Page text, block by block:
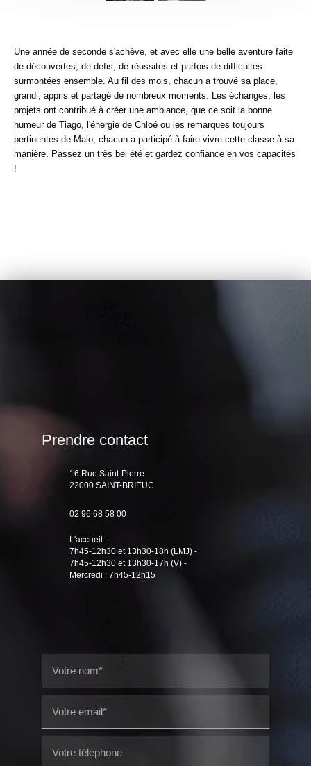
Une année de seconde s'achève, et avec elle une belle aventure faite
de découvertes, de défis, de réussites et parfois de difficultés
surmontées ensemble. Au fil des mois, chacun a trouvé sa place,
grandi, appris et partagé de nombreux moments. Les échanges, les
projets ont contribué à créer une ambiance, que ce soit la bonne
humeur de Tiago, l'énergie de Chloé ou les remarques toujours
pertinentes de Malo, chacun a participé à faire vivre cette classe à sa
manière. Passez un très bel été et gardez confiance en vos capacités
!
Prendre contact
16 Rue Saint-Pierre
22000 SAINT-BRIEUC
02 96 68 58 00
L'accueil :
7h45-12h30 et 13h30-18h (LMJ) -
7h45-12h30 et 13h30-17h (V) -
Mercredi : 7h45-12h15